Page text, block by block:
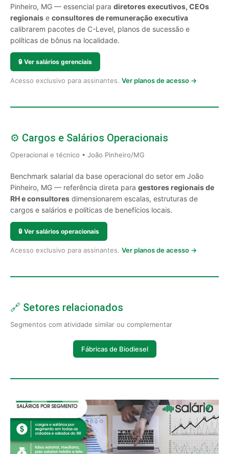
Pinheiro, MG — essencial para diretores executivos, CEOs
regionais e consultores de remuneração executiva
calibrarem pacotes de C-Level, planos de sucessão e
políticas de bônus na localidade.
🔒 Ver salários gerenciais
Acesso exclusivo para assinantes. Ver planos de acesso →
⚙️ Cargos e Salários Operacionais
Operacional e técnico • João Pinheiro/MG
Benchmark salarial da base operacional do setor em João
Pinheiro, MG — referência direta para gestores regionais de
RH e consultores dimensionarem escalas, estruturas de
cargos e salários e políticas de benefícios locais.
🔒 Ver salários operacionais
Acesso exclusivo para assinantes. Ver planos de acesso →
🔗 Setores relacionados
Segmentos com atividade similar ou complementar
Fábricas de Biodiesel